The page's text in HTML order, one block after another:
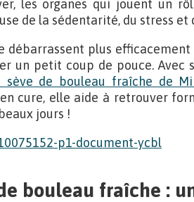
les organes qui jouent un
de la sédentarité, du stress
débarrassent plus
un petit coup de pouce.
sève de bouleau fraîche de
cure, elle aide à retrouver
jours !
bouleau fraîche :